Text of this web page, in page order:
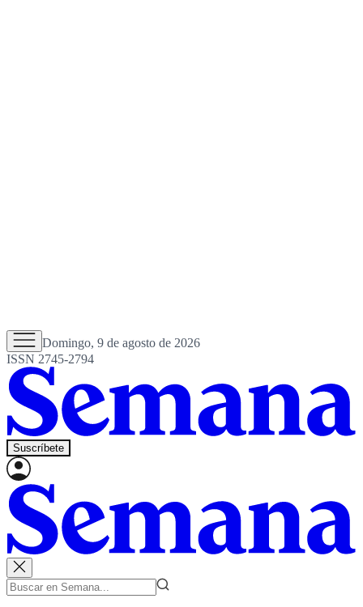
Domingo, 9 de agosto de 2026
ISSN 2745-2794
Suscríbete